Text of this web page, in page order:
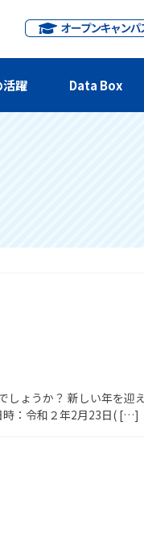
活躍 Data Box
しょうか？ 新しい年を迎
時：令和２年2月23日( […]